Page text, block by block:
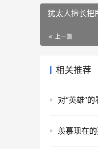
犹太人擅长把
上一篇
相关推荐
对“英雄”
羡慕现在的